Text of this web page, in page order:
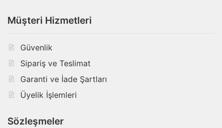
Müşteri Hizmetleri
Güvenlik
Sipariş ve Teslimat
Garanti ve İade Şartları
Üyelik İşlemleri
Sözleşmeler